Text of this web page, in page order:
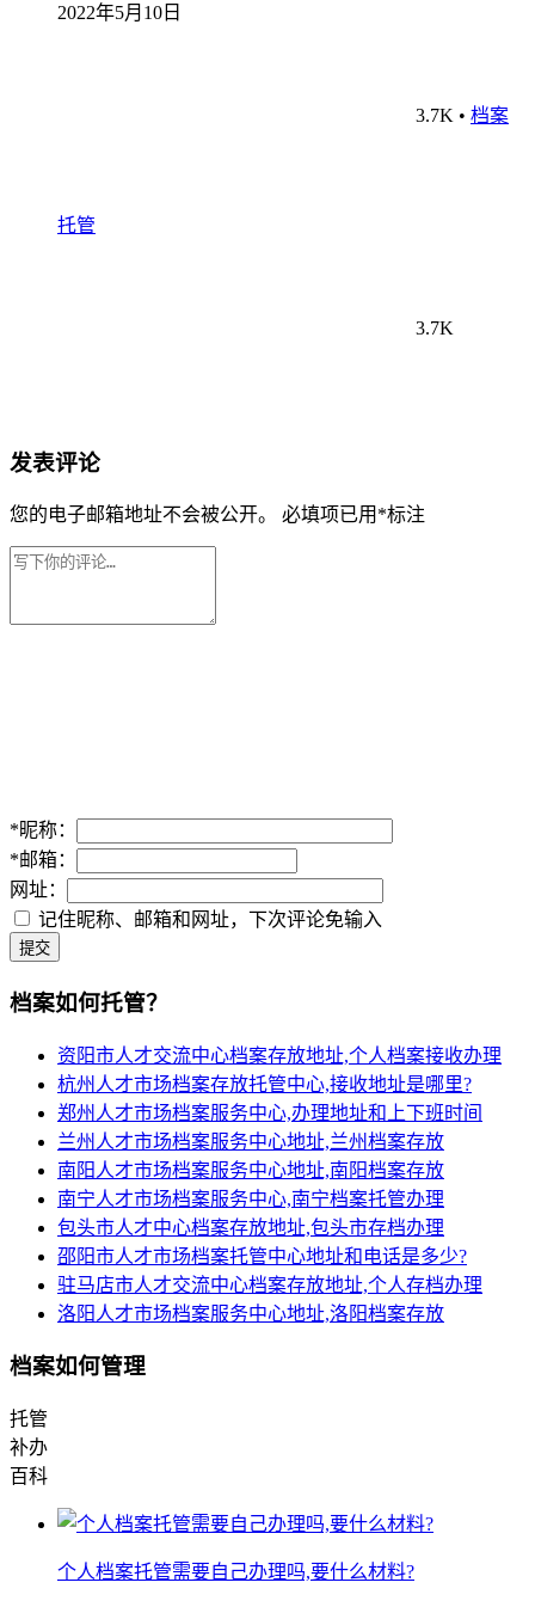
2022年5月10日
3.7K • 档案
托管
3.7K
发表评论
您的电子邮箱地址不会被公开。 必填项已用 *标注
*昵称：
*邮箱：
网址：
记住昵称、邮箱和网址，下次评论免输入
提交
档案如何托管？
资阳市人才交流中心档案存放地址,个人档案接收办理
杭州人才市场档案存放托管中心,接收地址是哪里?
郑州人才市场档案服务中心,办理地址和上下班时间
兰州人才市场档案服务中心地址,兰州档案存放
南阳人才市场档案服务中心地址,南阳档案存放
南宁人才市场档案服务中心,南宁档案托管办理
包头市人才中心档案存放地址,包头市存档办理
邵阳市人才市场档案托管中心地址和电话是多少?
驻马店市人才交流中心档案存放地址,个人存档办理
洛阳人才市场档案服务中心地址,洛阳档案存放
档案如何管理
托管
补办
百科
个人档案托管需要自己办理吗,要什么材料?